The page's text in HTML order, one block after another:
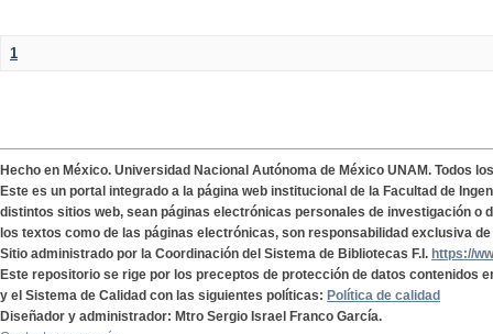
1
Hecho en México. Universidad Nacional Autónoma de México UNAM. Todos
Este es un portal integrado a la página web institucional de la Facultad de
distintos sitios web, sean páginas electrónicas personales de investigación o
los textos como de las páginas electrónicas, son responsabilidad exclusiva
Sitio administrado por la Coordinación del Sistema de Bibliotecas F.I. https://
Este repositorio se rige por los preceptos de protección de datos contenidos
y el Sistema de Calidad con las siguientes políticas: Política de calidad
Diseñador y administrador: Mtro Sergio Israel Franco García.